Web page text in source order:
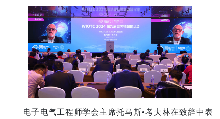
电子电气工程师学会主席托马斯•考夫林在致辞中表